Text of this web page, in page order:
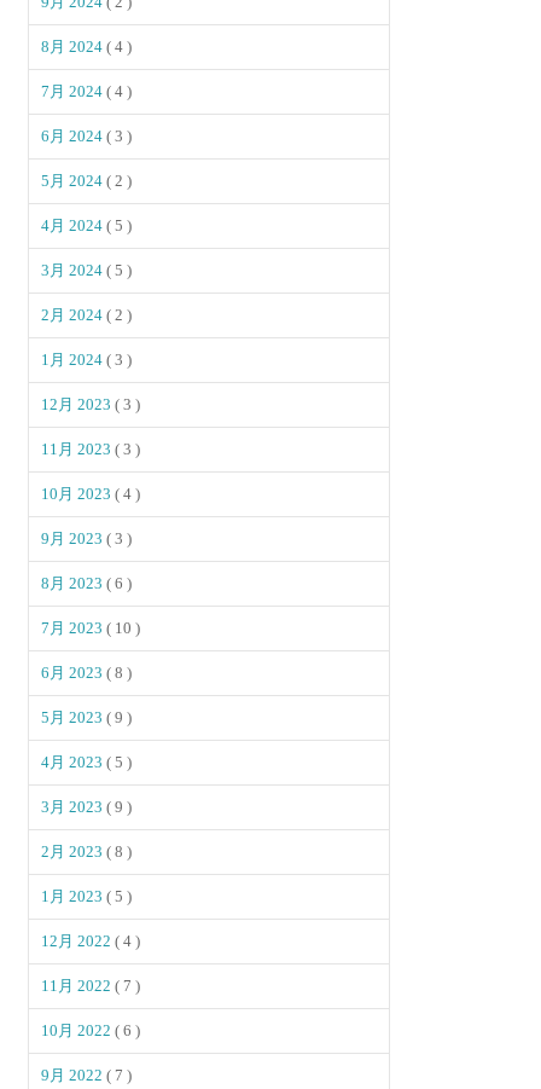
8月 2024( 4 )
7月 2024( 4 )
6月 2024( 3 )
5月 2024( 2 )
4月 2024( 5 )
3月 2024( 5 )
2月 2024( 2 )
1月 2024( 3 )
12月 2023( 3 )
11月 2023( 3 )
10月 2023( 4 )
9月 2023( 3 )
8月 2023( 6 )
7月 2023( 10 )
6月 2023( 8 )
5月 2023( 9 )
4月 2023( 5 )
3月 2023( 9 )
2月 2023( 8 )
1月 2023( 5 )
12月 2022( 4 )
11月 2022( 7 )
10月 2022( 6 )
9月 2022( 7 )